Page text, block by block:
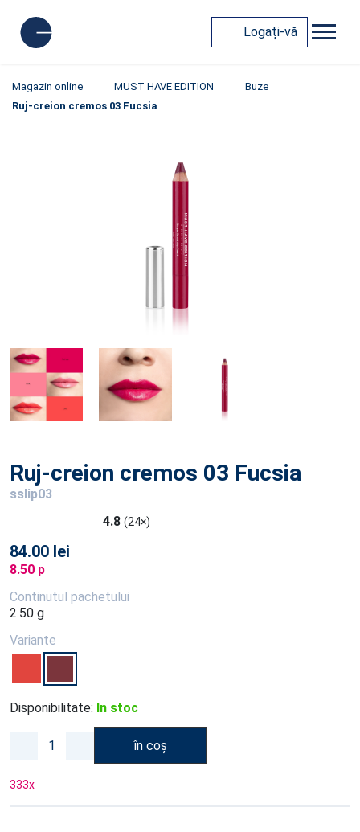
Logați-vă
Magazin online MUST HAVE EDITION
Buze
Ruj-creion cremos 03 Fucsia
Ruj-creion cremos 03 Fucsia
sslip03
4.8 (24×)
84.00 lei
8.50 p
Continutul pachetului
2.50 g
Variante
Disponibilitate: In stoc
în coș
333x